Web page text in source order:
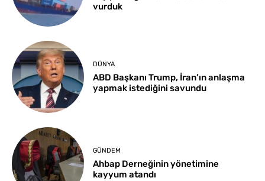
vurduk
DÜNYA
ABD Başkanı Trump, İran’ın anlaşma
yapmak istediğini savundu
GÜNDEM
Ahbap Derneğinin yönetimine
kayyum atandı